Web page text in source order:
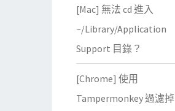
[Mac] 無法 cd 進入
~/Library/Application
Support 目錄？
[Chrome] 使用
Tampermonkey 過濾掉